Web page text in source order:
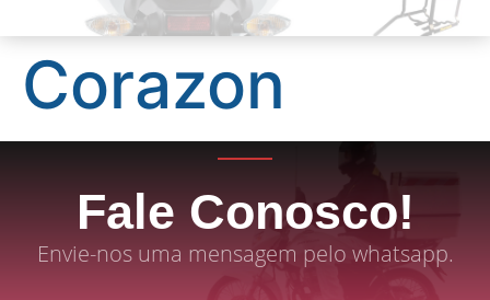
Corazon
Fale Conosco!
Envie-nos uma mensagem pelo whatsapp.